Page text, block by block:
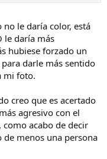
no le daría color, está
le daría más
hubiese forzado un
darle más sentido
mi foto.
creo que es acertado
agresivo con el
acabo de decir
de menos una persona